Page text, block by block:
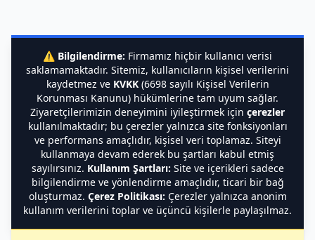
⚠️ Bilgilendirme: Firmamız hiçbir kullanıcı verisi
saklamamaktadır. Sitemiz, kullanıcıların kişisel verilerini
kaydetmez ve KVKK(6698 sayılı Kişisel Verilerin
Korunması Kanunu) hükümlerine tam uyum sağlar.
Ziyaretçilerimizin deneyimini iyileştirmek için çerezler
kullanılmaktadır; bu çerezler yalnızca site fonksiyonları
ve performans amaçlıdır, kişisel veri toplamaz. Siteyi
kullanmaya devam ederek bu şartları kabul etmiş
sayılırsınız. Kullanım Şartları: Site ve içerikleri sadece
bilgilendirme ve yönlendirme amaçlıdır, ticari bir bağ
oluşturmaz. Çerez Politikası: Çerezler yalnızca anonim
kullanım verilerini toplar ve üçüncü kişilerle paylaşılmaz.